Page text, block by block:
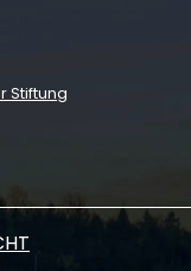
Stiftung